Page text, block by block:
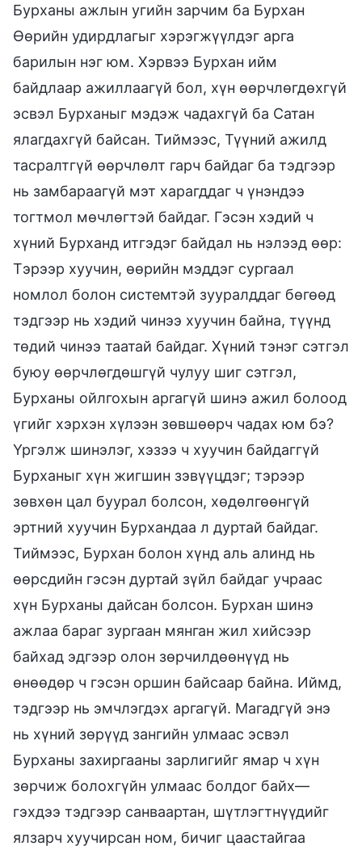
Бурханы ажлын угийн зарчим ба Бурхан
Өөрийн удирдлагыг хэрэгжүүлдэг арга
барилын нэг юм. Хэрвээ Бурхан ийм
байдлаар ажиллаагүй бол, хүн өөрчлөгдөхгүй
эсвэл Бурханыг мэдэж чадахгүй ба Сатан
ялагдахгүй байсан. Тиймээс, Түүний ажилд
тасралтгүй өөрчлөлт гарч байдаг ба тэдгээр
нь замбараагүй мэт харагддаг ч үнэндээ
тогтмол мөчлөгтэй байдаг. Гэсэн хэдий ч
хүний Бурханд итгэдэг байдал нь нэлээд өөр:
Тэрээр хуучин, өөрийн мэддэг сургаал
номлол болон системтэй зууралддаг бөгөөд
тэдгээр нь хэдий чинээ хуучин байна, түүнд
төдий чинээ таатай байдаг. Хүний тэнэг сэтгэл
буюу өөрчлөгдөшгүй чулуу шиг сэтгэл,
Бурханы ойлгохын аргагүй шинэ ажил болоод
үгийг хэрхэн хүлээн зөвшөөрч чадах юм бэ?
Үргэлж шинэлэг, хэзээ ч хуучин байдаггүй
Бурханыг хүн жигшин зэвүүцдэг; тэрээр
зөвхөн цал буурал болсон, хөдөлгөөнгүй
эртний хуучин Бурхандаа л дуртай байдаг.
Тиймээс, Бурхан болон хүнд аль алинд нь
өөрсдийн гэсэн дуртай зүйл байдаг учраас
хүн Бурханы дайсан болсон. Бурхан шинэ
ажлаа бараг зургаан мянган жил хийсээр
байхад эдгээр олон зөрчилдөөнүүд нь
өнөөдөр ч гэсэн оршин байсаар байна. Иймд,
тэдгээр нь эмчлэгдэх аргагүй. Магадгүй энэ
нь хүний зөрүүд зангийн улмаас эсвэл
Бурханы захиргааны зарлигийг ямар ч хүн
зөрчиж болохгүйн улмаас болдог байх—
гэхдээ тэдгээр санваартан, шүтлэгтнүүдийг
ялзарч хуучирсан ном, бичиг цаастайгаа